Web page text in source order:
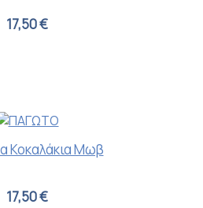
17,50 €
Κοκαλάκια Μωβ
17,50 €